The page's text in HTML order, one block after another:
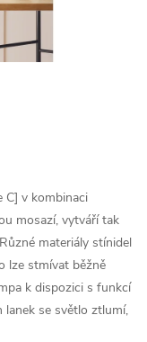
C] v kombinaci
mosazí, vytváří tak
materiály stínidel
lze stmívat běžně
k dispozici s funkcí
se světlo ztlumí,